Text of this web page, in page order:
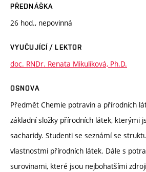
PŘEDNÁŠKA
26 hod., nepovinná
VYUČUJÍCÍ / LEKTOR
doc. RNDr. Renata Mikulíková, Ph.D.
OSNOVA
Předmět Chemie potravin a přírodních
základní složky přírodních látek, kterými
sacharidy. Studenti se seznámí se
vlastnostmi přírodních látek. Dále s
surovinami, které jsou nejbohatšími